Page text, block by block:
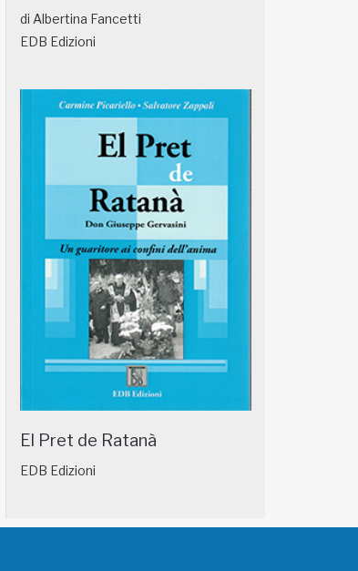
NATUROPATIA IN BREVE 18/01
di Albertina Fancetti
EDB Edizioni
El Pret de Ratanà
EDB Edizioni